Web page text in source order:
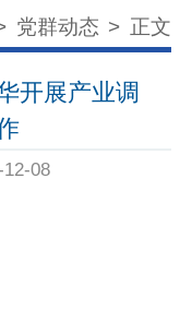
党群动态 > 正文
开展产业调
08